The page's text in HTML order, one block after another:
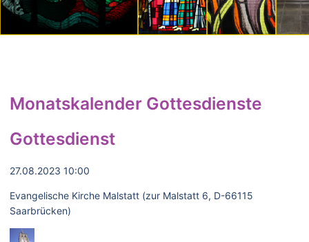
Monatskalender Gottesdienste
Gottesdienst
27.08.2023 10:00
Evangelische Kirche Malstatt (zur Malstatt 6, D-66115
Saarbrücken)